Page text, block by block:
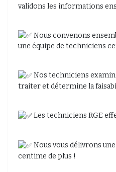
validons les informations
Nous convenons
une équipe de techniciens
Nos techniciens
traiter et détermine la
Les techniciens RGE
Nous vous délivrons
centime de plus !